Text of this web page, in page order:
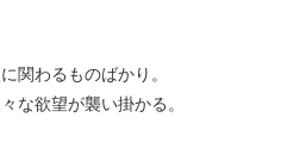
関わるものばかり。
な欲望が襲い掛かる。